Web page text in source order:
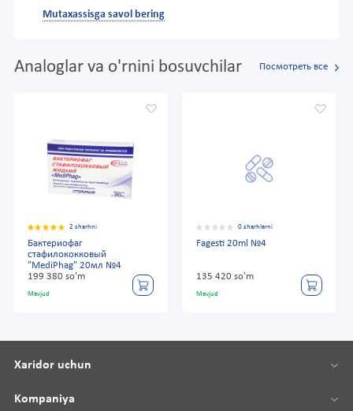
Mutaxassisga savol bering
Analoglar va o'rnini bosuvchilar Посмотреть все
2 sharhni
Бактериофаг
стафилококковый
"MediPhag" 20мл №4
199 380 so'm
Mavjud
0 sharhlarni
Fagesti 20ml №4
135 420 so'm
Mavjud
Xaridor uchun
Kompaniya